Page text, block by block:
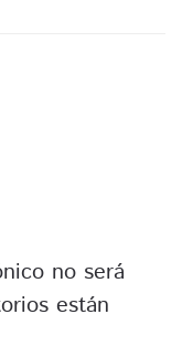
no será
están